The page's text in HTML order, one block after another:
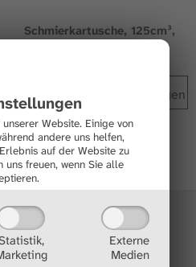
Website. Einige von
andere uns helfen,
auf der Website zu
uns freuen, wenn Sie alle
Externe
Medien
Schmierkartusche, 125cm³,
Zur Merkliste hinzufügen